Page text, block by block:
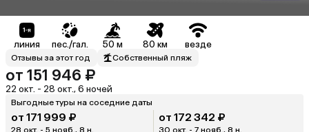
линия пес./гал. 50 м 80 км везде
Отзывы за этот год Собственный пляж
от 151 946 ₽
22 окт. - 28 окт., 6 ночей
Выгодные туры на соседние даты
от 171 999 ₽
28 окт. - 5 нояб., 8 н.
от 172 342 ₽
30 окт. - 7 нояб., 8 н.